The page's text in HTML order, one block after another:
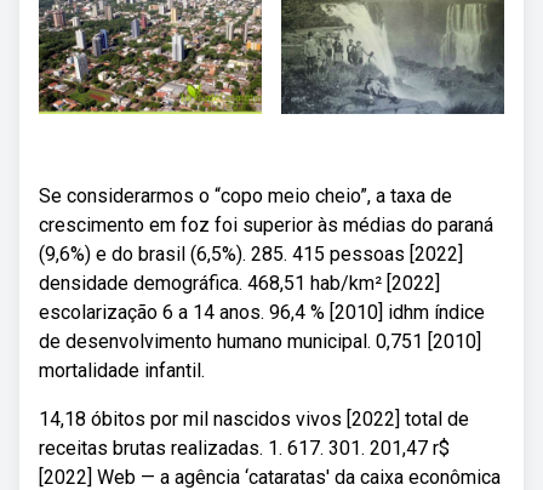
Se considerarmos o “copo meio cheio”, a taxa de
crescimento em foz foi superior às médias do paraná
(9,6%) e do brasil (6,5%). 285. 415 pessoas [2022]
densidade demográfica. 468,51 hab/km² [2022]
escolarização 6 a 14 anos. 96,4 % [2010] idhm índice
de desenvolvimento humano municipal. 0,751 [2010]
mortalidade infantil.
14,18 óbitos por mil nascidos vivos [2022] total de
receitas brutas realizadas. 1. 617. 301. 201,47 r$
[2022] Web — a agência ‘cataratas' da caixa econômica